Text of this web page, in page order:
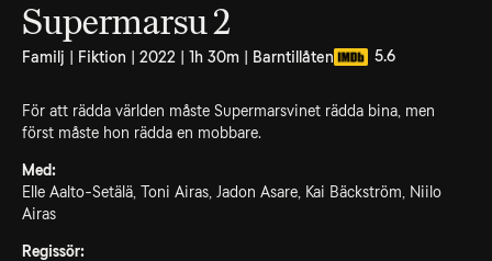
Supermarsu 2
Familj | Fiktion | 2022 | 1h 30m | Barntillåten 5.6
För att rädda världen måste Supermarsvinet rädda bina, men
först måste hon rädda en mobbare.
Med:
Elle Aalto-Setälä, Toni Airas, Jadon Asare, Kai Bäckström, Niilo
Airas
Regissör: